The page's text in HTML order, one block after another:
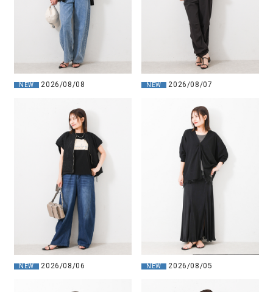
NEW 2026/08/08 NEW 2026/08/07
NEW 2026/08/06 NEW 2026/08/05